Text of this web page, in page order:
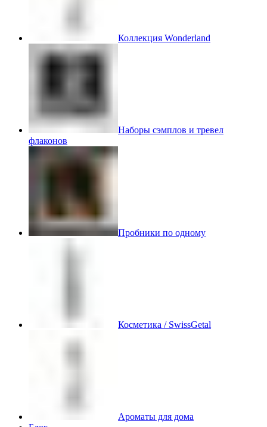
Коллекция Wonderland
Наборы сэмплов и тревел
флаконов
Пробники по одному
Косметика / SwissGetal
Ароматы для дома